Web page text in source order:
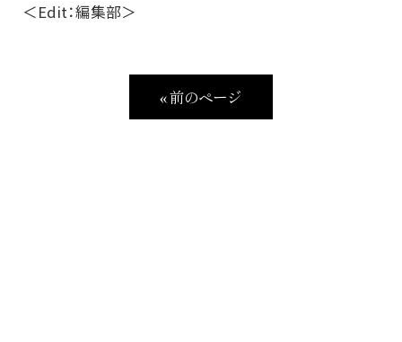
＜Edit：編集部＞
« 前のページ